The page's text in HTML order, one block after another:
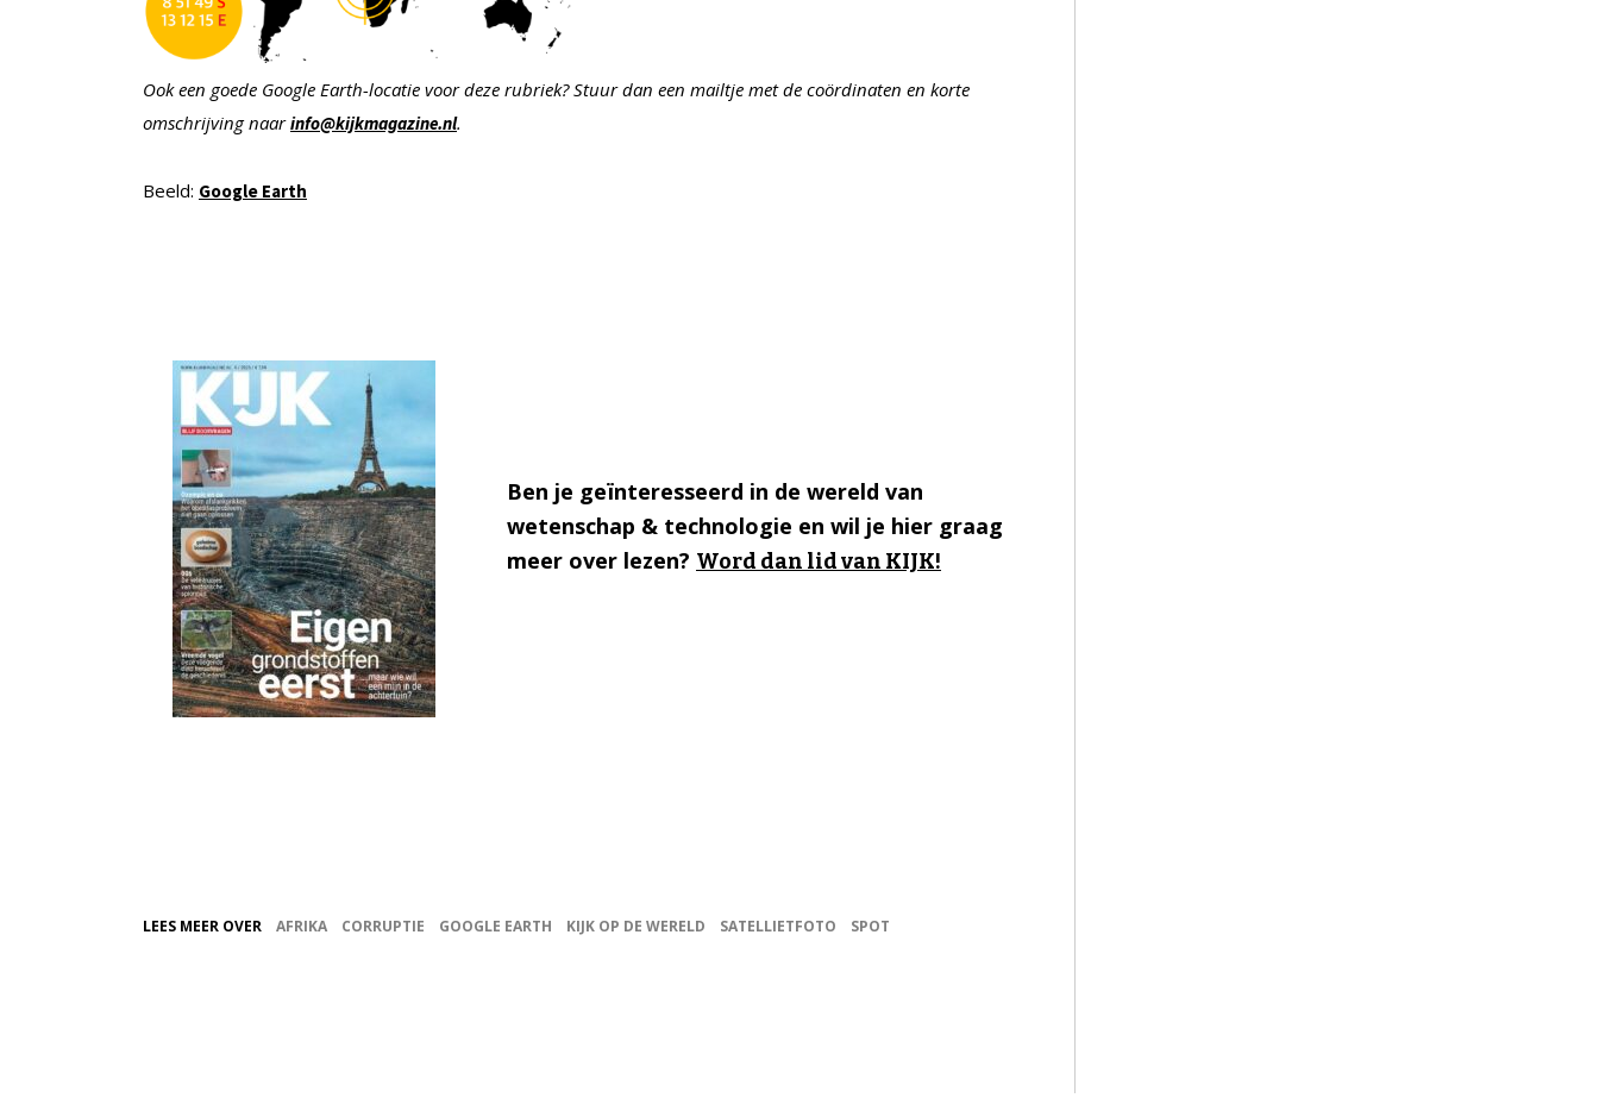
Ook een goede Google Earth-locatie voor deze rubriek? Stuur dan een mailtje met de coördinaten en korte
omschrijving naarinfo@kijkmagazine.nl.
Beeld: Google Earth
Ben je geïnteresseerd in de wereld van
wetenschap & technologie en wil je hier graag
meer over lezen? Word dan lid van KIJK!
LEES MEER OVER AFRIKA CORRUPTIE GOOGLE EARTH KIJK OP DE WERELD SATELLIETFOTO SPOT